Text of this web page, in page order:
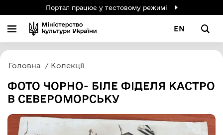
Портал працює у тестовому режимі
EN
Головна Колекції
ФОТО ЧОРНО- БІЛЕ ФІДЕЛЯ КАСТРО
В СЕВЕРОМОРСЬКУ